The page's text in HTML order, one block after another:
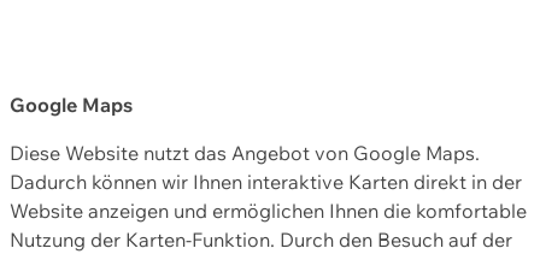
Google Maps
Diese Website nutzt das Angebot von Google Maps.
Dadurch können wir Ihnen interaktive Karten direkt in der
Website anzeigen und ermöglichen Ihnen die komfortable
Nutzung der Karten-Funktion. Durch den Besuch auf der